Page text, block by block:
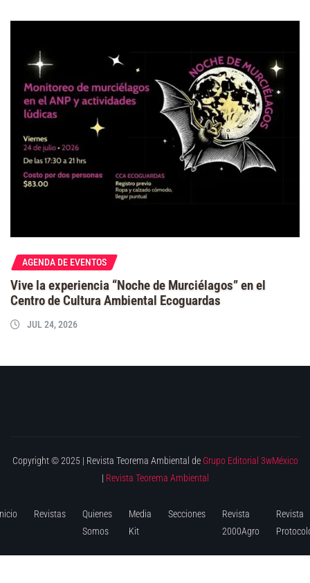
AGENDA DE EVENTOS
Vive la experiencia “Noche de Murciélagos” en el
Centro de Cultura Ambiental Ecoguardas
JUL 24, 2026
Copyright © 2025 | Revista Teorema Ambiental de Grupo Editorial 3wMéxico
| Revista Teorema Ambiental
Revistas
Quienes
Somos
Media
Kit
Secciones
Revista
2000Agro
Revista